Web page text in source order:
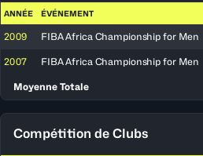
ANNÉE ÉVÉNEMENT
2009 FIBA Africa Championship for Men
2007 FIBA Africa Championship for Men
Moyenne Totale
Compétition de Clubs